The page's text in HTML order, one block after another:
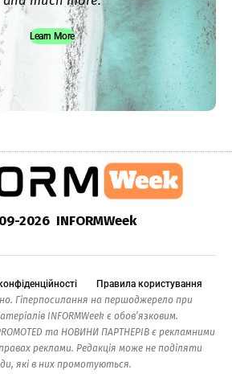
Learn More
2026 INFORMWeek
Правила користування
Гіперпосилання на першоджерело при
INFORMWeek є обов’язковим.
та НОВИНИ ПАРТНЕРІВ є рекламними
реклами. Редакція може не поділяти
які в них промотуються.